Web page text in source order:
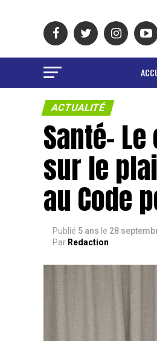
ACTUALITÉ
Santé-
sur le
au Code
Publié 5 ans le 28
Par Redaction